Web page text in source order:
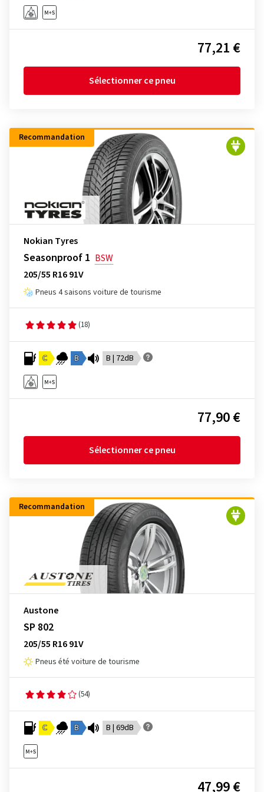
77,21 €
Sélectionner ce pneu
Recommandation
Nokian Tyres
Seasonproof 1 BSW
205/55 R16 91V
Pneus 4 saisons voiture de tourisme
(18)
C B B | 72dB
77,90 €
Sélectionner ce pneu
Recommandation
Austone
SP 802
205/55 R16 91V
Pneus été voiture de tourisme
(54)
C B B | 69dB
47,99 €